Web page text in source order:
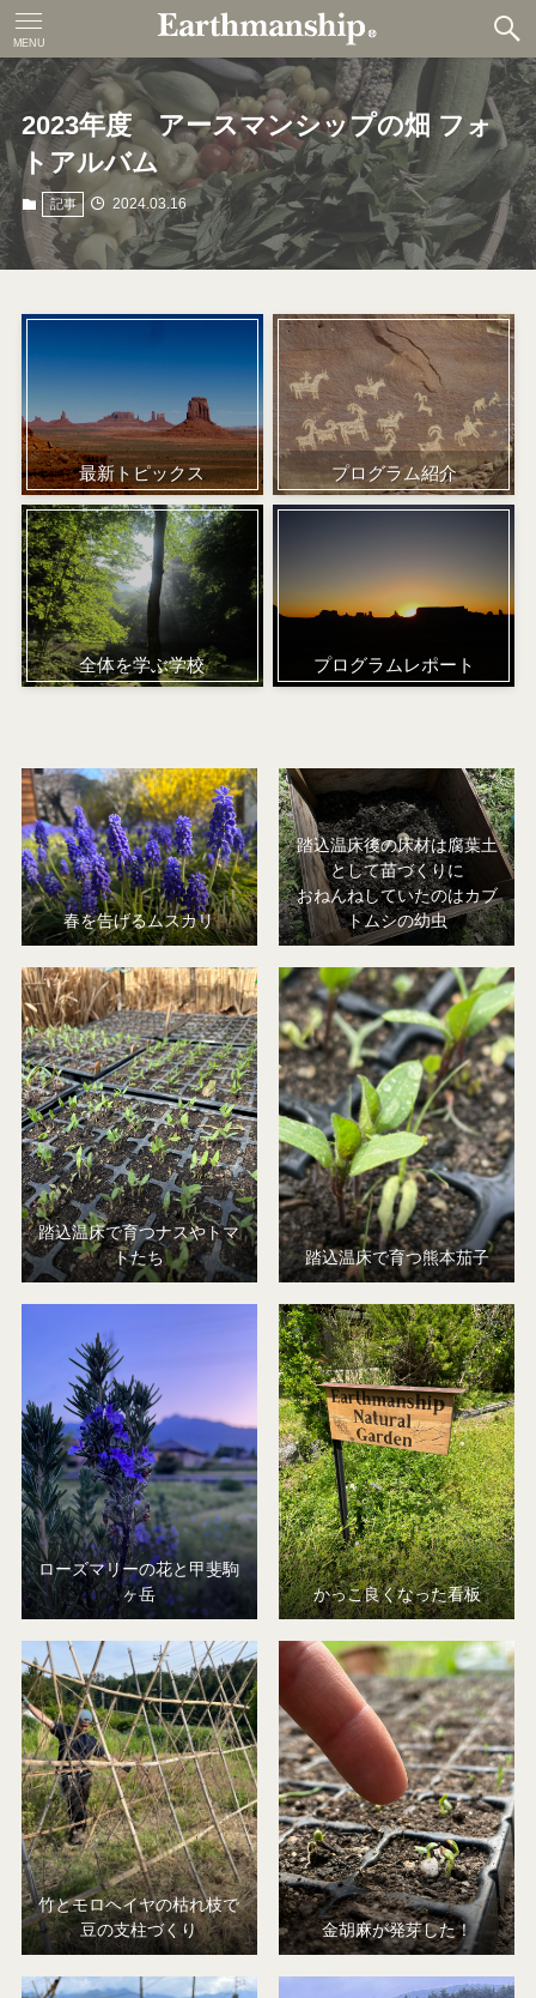
MENU
2023年度 アースマンシップの畑 フォ
トアルバム
記事 2024.03.16
最新トピックス プログラム紹介
全体を学ぶ学校 プログラムレポート
春を告げるムスカリ
踏込温床後の床材は腐葉土
として苗づくりに
おねんねしていたのはカブ
トムシの幼虫
踏込温床で育つナスやトマ
トたち
踏込温床で育つ熊本茄子
ローズマリーの花と甲斐駒
ヶ岳
かっこ良くなった看板
竹とモロヘイヤの枯れ枝で
豆の支柱づくり
金胡麻が発芽した！